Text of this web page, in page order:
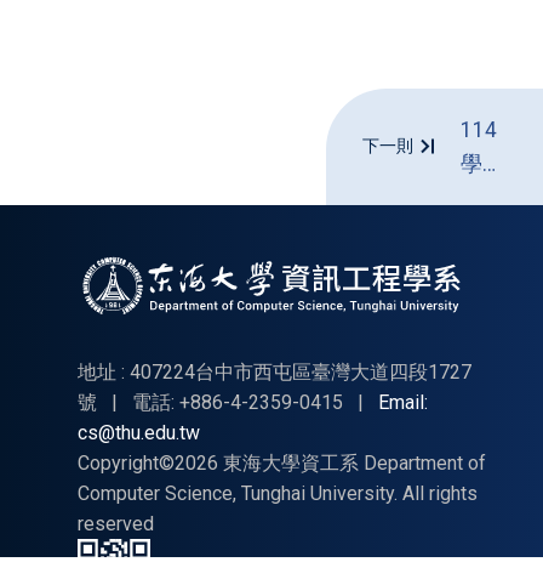
下一則
114
學年
地址 : 407224台中市西屯區臺灣大道四段1727
號
| 電話: +886-4-2359-0415 |
Email:
cs@thu.edu.tw
Copyright©2026 東海大學資工系 Department of
Computer Science, Tunghai University. All rights
reserved